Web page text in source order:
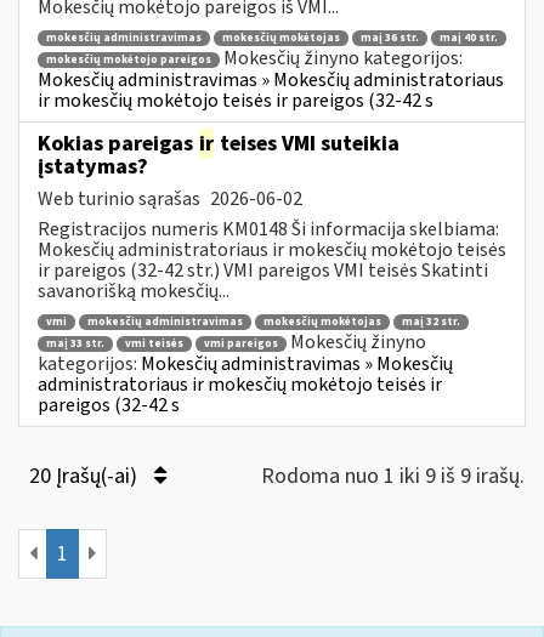
Mokesčių mokėtojo pareigos iš VMI...
mokesčių administravimas mokesčių mokėtojas maį 36 str.
maį 40 str.
mokesčių mokėtojo pareigos
Mokesčių žinyno kategorijos:
Mokesčių administravimas » Mokesčių administratoriaus
ir mokesčių mokėtojo teisės ir pareigos (32-42 s
Kokias pareigas ir teises VMI suteikia
įstatymas?
Web turinio sąrašas 2026-06-02
Registracijos numeris KM0148 Ši informacija skelbiama:
Mokesčių administratoriaus ir mokesčių mokėtojo teisės
ir pareigos (32-42 str.) VMI pareigos VMI teisės Skatinti
savanorišką mokesčių...
vmi mokesčių administravimas mokesčių mokėtojas
maį 32 str.
maį 33 str.
vmi teisės vmi pareigos
Mokesčių žinyno
kategorijos: Mokesčių administravimas » Mokesčių
administratoriaus ir mokesčių mokėtojo teisės ir
pareigos (32-42 s
20 Įrašų(-ai) Rodoma nuo 1 iki 9 iš 9 irašų.
1